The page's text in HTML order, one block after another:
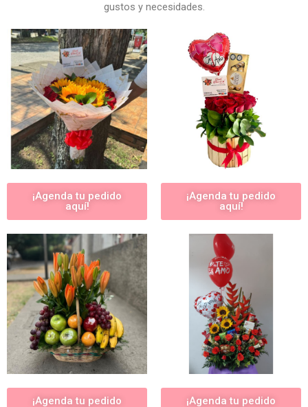
gustos y necesidades.
¡Agenda tu pedido
aquí!
¡Agenda tu pedido
aquí!
¡Agenda tu pedido
¡Agenda tu pedido